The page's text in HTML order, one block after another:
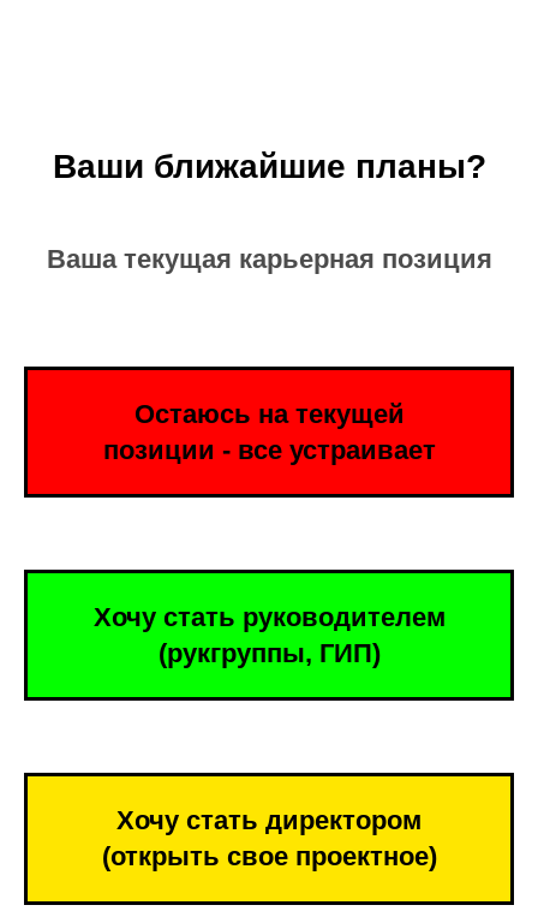
Ваши ближайшие планы?
Ваша текущая карьерная позиция
Остаюсь на текущей
позиции - все устраивает
Хочу стать руководителем
(рукгруппы, ГИП)
Хочу стать директором
(открыть свое проектное)